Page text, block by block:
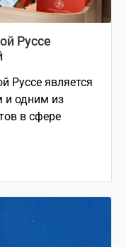
Руссе
Руссе является
и одним из
в сфере